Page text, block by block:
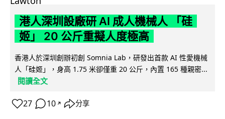
港人深圳設廠研 AI 成人機械人 「硅
姬」 20 公斤重擬人度極高
香港人於深圳創辦初創 Somnia Lab，研發出首款 AI 性愛機械
人「硅姬」，身高 1.75 米卻僅重 20 公斤，內置 165 種親密...
閱讀全文
27 10 ↗ 分享